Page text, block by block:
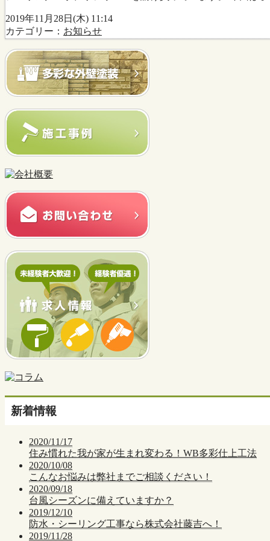
2019年11月28日(木) 11:14
カテゴリー： お知らせ
新着情報
2020/11/17
住み慣れた我が家が生まれ変わる！WB多彩仕上工法
2020/10/08
こんなお悩みは弊社までご相談ください！
2020/09/18
台風シーズンに備えていますか？
2019/12/10
防水・シーリング工事なら株式会社藤吉へ！
2019/11/28